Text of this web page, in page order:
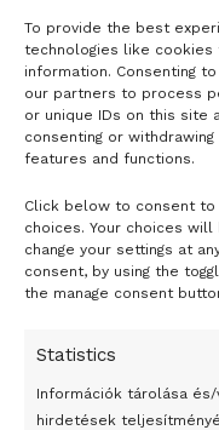
To provide the best
technologies like
information. Consenting
our partners to process
or unique IDs on this site
consenting or
features and functions.
Click below to consent to
choices. Your choices
change your settings at
consent, by using the
the manage consent
Statistics
Információk tárolása
hirdetések